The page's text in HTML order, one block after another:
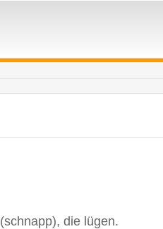
die lügen.